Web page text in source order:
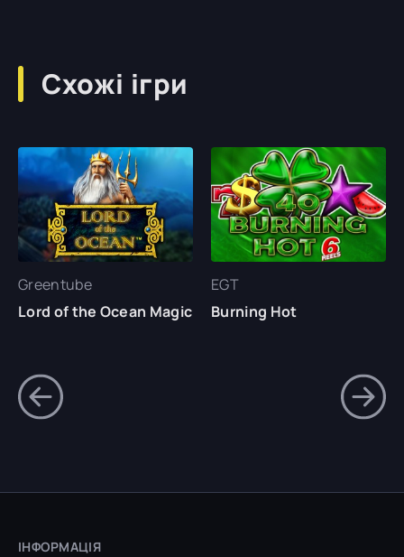
Схожі ігри
Greentube
Lord of the Ocean Magic
EGT
Burning Hot
ІНФОРМАЦІЯ